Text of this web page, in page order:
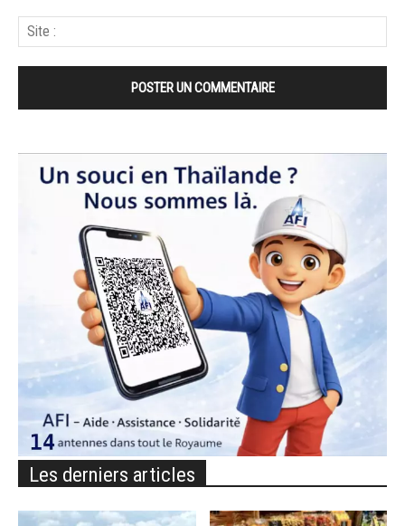
Les derniers articles